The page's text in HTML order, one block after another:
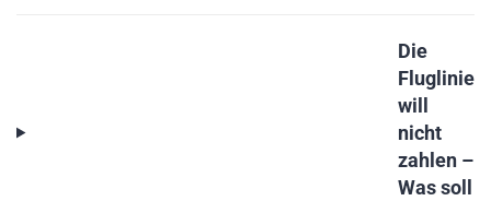
Die
Fluglinie
will
nicht
zahlen –
Was soll